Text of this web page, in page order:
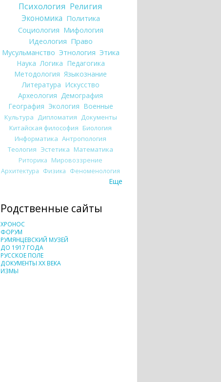
Психология Религия
Экономика Политика
Социология Мифология
Идеология Право
Мусульманство Этнология Этика
Наука Логика Педагогика
Методология Языкознание
Литература Искусство
Археология Демография
География Экология Военные
Культура Дипломатия Документы
Китайская философия Биология
Информатика Антропология
Теология Эстетика Математика
Риторика Мировоззрение
Архитектура Физика Феноменология
Еще
Родственные сайты
ХРОНОС
ФОРУМ
РУМЯНЦЕВСКИЙ МУЗЕЙ
ДО 1917 ГОДА
РУССКОЕ ПОЛЕ
ДОКУМЕНТЫ XX ВЕКА
ИЗМЫ